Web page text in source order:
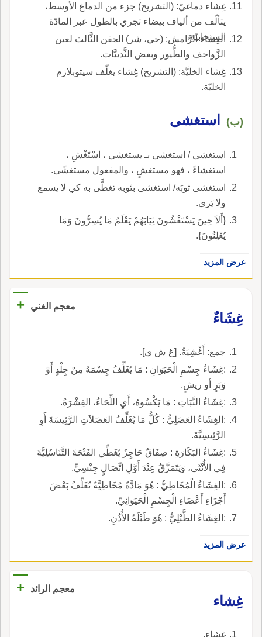
غِشاء دماغيّ: (التشريح) جزء من الدماغ الأوسط،
يتألّف من ألياف بيضاء تجري بالطول عبر المادّة
السنجابيّة.
الغِشاء الرَّامش: (حي، شر) الجفن الثَّالث لعين
الزَّواحف والطُّيور وبعض الثَّدييَّات.
غِشاء الخليَّة: (التشريح) غِشاء يغلّف سيتوبلازم
الخليّة.
(ب) استغشى
استغشى / استغشى بـ يستغشي ، اسْتَغْشِ ،
استغشاءً ، فهو مستغشٍ ، والمفعول مستغشًى.
استغشى ثوبَه/ استغشى بثوبه تغطَّى به كي لا يسمع
ولا يَرى.
{أَلاَ حِينَ يَسْتَغْشُونَ ثِيَابَهُمْ يَعْلَمُ مَا يُسِرُّونَ وَمَا
يُعْلِنُونَ}.
عرض المزيد
معجم الغني
+
غِشَاءٌ
جمع: أَغْشِيَةٌ. [غ ش ي].
:غِشَاءُ جِسْمِ الْحَيَوَانِ : مَا يُغَلِّفُ جِسْمَهُ مِنْ جِلْدٍ أَوْ
وَبَرٍ أو ريشٍ.
:غِشَاءُ النَّبَاتِ : مَا يَكْسُوهُ، أَيِ اللِّحَاءُ، القِشْرَةُ.
:الغِشَاءُ العَضَلِيُّ : كُلُّ مَا يُغَلِّفُ العَضَلاَتِ الرَّئِيسَةَ أَوِ
الرَّئِيسِيَّةَ.
:غِشَاءُ البَكَارَةِ : صِفَاقٌ حَاجِزٌ يُغَطِّي الفَتْحَةَ التَّنَاسُلِيَّةَ
فِي الأُنْثَى، وَيَتَمَزَّقُ عِنْدَ أَوَّلِ اتِّصَالٍ جِنْسِيٍّ.
:الغِشَاءُ الْمُخَاطِيُّ : هُوَ مَادَّةٌ مُخَاطِيَّةٌ تُغَلِّفُ بَعْضَ
أَجْزَاءِ أَعْضَاءِ الْجِسْمِ الْحَيَوَانِيِّ.
:الغِشَاءُ الطَّبْلِيُّ : هُوَ طَبْلَةُ الأُذُنِ.
عرض المزيد
معجم الرائد
+
غِشاء
غشاء.